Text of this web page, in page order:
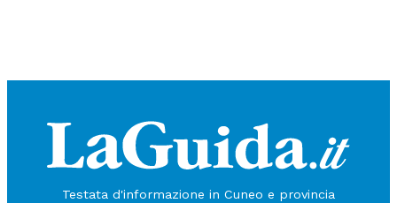
Testata d'informazione in Cuneo e provincia